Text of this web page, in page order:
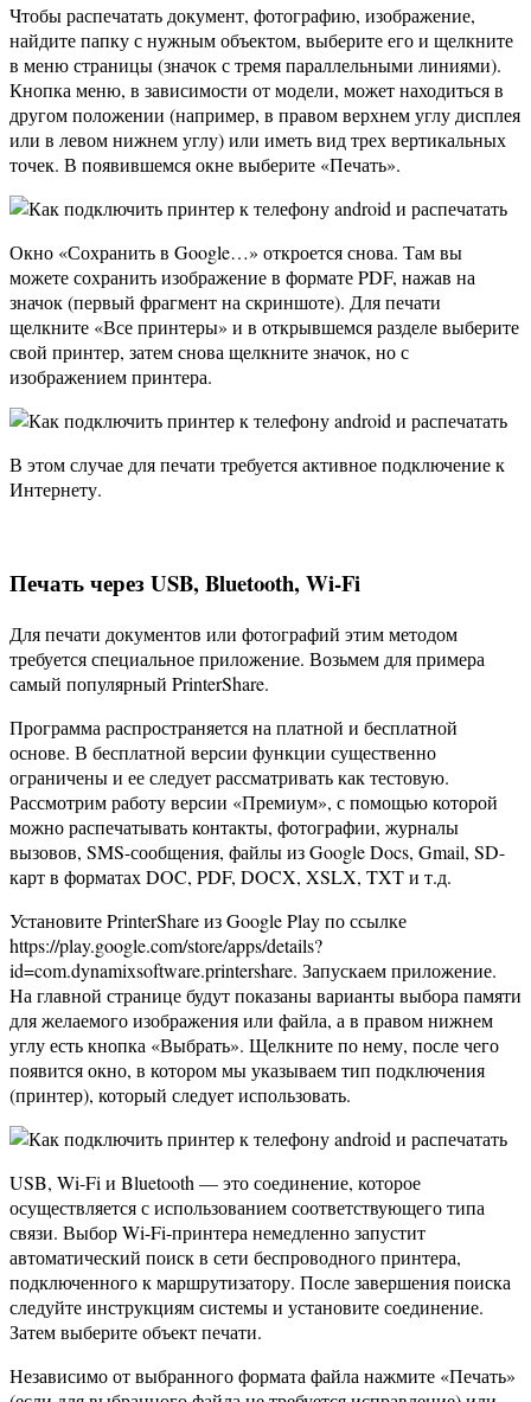
Чтобы распечатать документ, фотографию, изображение,
найдите папку с нужным объектом, выберите его и щелкните
в меню страницы (значок с тремя параллельными линиями).
Кнопка меню, в зависимости от модели, может находиться в
другом положении (например, в правом верхнем углу дисплея
или в левом нижнем углу) или иметь вид трех вертикальных
точек. В появившемся окне выберите «Печать».
Окно «Сохранить в Google…» откроется снова. Там вы
можете сохранить изображение в формате PDF, нажав на
значок (первый фрагмент на скриншоте). Для печати
щелкните «Все принтеры» и в открывшемся разделе выберите
свой принтер, затем снова щелкните значок, но с
изображением принтера.
В этом случае для печати требуется активное подключение к
Интернету.
Печать через USB, Bluetooth, Wi-Fi
Для печати документов или фотографий этим методом
требуется специальное приложение. Возьмем для примера
самый популярный PrinterShare.
Программа распространяется на платной и бесплатной
основе. В бесплатной версии функции существенно
ограничены и ее следует рассматривать как тестовую.
Рассмотрим работу версии «Премиум», с помощью которой
можно распечатывать контакты, фотографии, журналы
вызовов, SMS-сообщения, файлы из Google Docs, Gmail, SD-
карт в форматах DOC, PDF, DOCX, XSLX, TXT и т.д.
Установите PrinterShare из Google Play по ссылке
https://play.google.com/store/apps/details?
id=com.dynamixsoftware.printershare. Запускаем приложение.
На главной странице будут показаны варианты выбора памяти
для желаемого изображения или файла, а в правом нижнем
углу есть кнопка «Выбрать». Щелкните по нему, после чего
появится окно, в котором мы указываем тип подключения
(принтер), который следует использовать.
USB, Wi-Fi и Bluetooth — это соединение, которое
осуществляется с использованием соответствующего типа
связи. Выбор Wi-Fi-принтера немедленно запустит
автоматический поиск в сети беспроводного принтера,
подключенного к маршрутизатору. После завершения поиска
следуйте инструкциям системы и установите соединение.
Затем выберите объект печати.
Независимо от выбранного формата файла нажмите «Печать»